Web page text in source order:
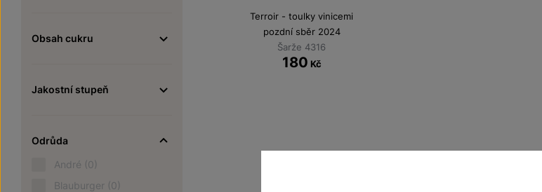
Obsah cukru
Jakostní stupeň
Odrůda
André (0)
Blauburger (0)
Terroir - toulky vinicemi
pozdní sběr 2024
Šarže 4316
180 Kč